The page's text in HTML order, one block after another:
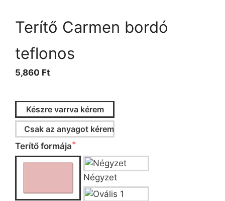
Terítő Carmen bordó
teflonos
5,860 Ft
Készre varrva kérem
Csak az anyagot kérem
Terítő formája
Négyzet